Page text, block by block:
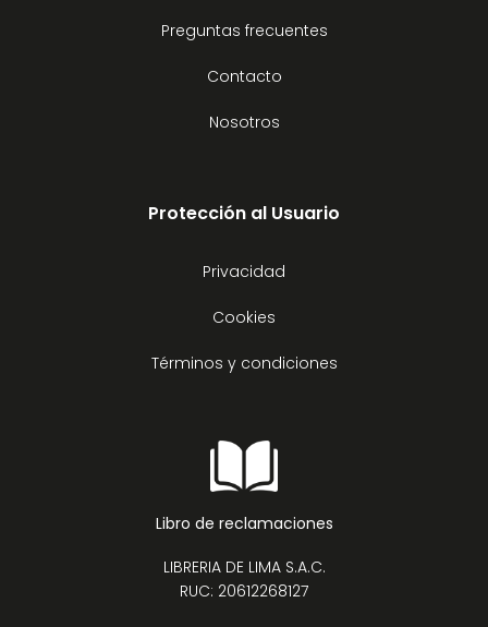
Preguntas frecuentes
Contacto
Nosotros
Protección al Usuario
Privacidad
Cookies
Términos y condiciones
Libro de reclamaciones
LIBRERIA DE LIMA S.A.C.
RUC: 20612268127